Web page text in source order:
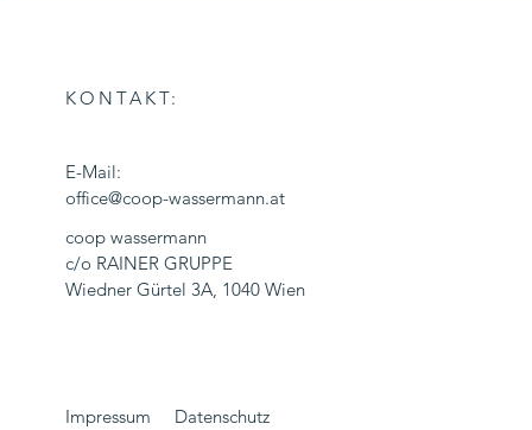
KONTAKT:
E-Mail:
office@coop-wassermann.at
coop wassermann
c/o RAINER GRUPPE
Wiedner Gürtel 3A, 1040 Wien
Impressum
Datenschutz